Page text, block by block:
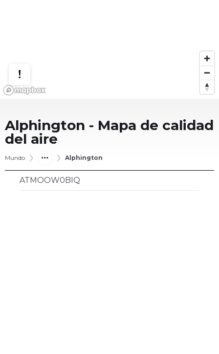
Alphington - Mapa de calidad
del aire
Mundo Alphington
ATMOOW0BIQ